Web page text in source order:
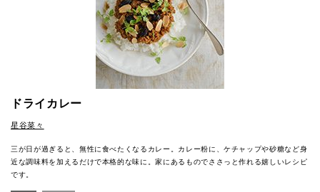
ドライカレー
星谷菜々
三が日が過ぎると、無性に食べたくなるカレー。カレー粉に、ケチャップや砂糖など身
近な調味料を加えるだけで本格的な味に。家にあるものでささっと作れる嬉しいレシピ
です。